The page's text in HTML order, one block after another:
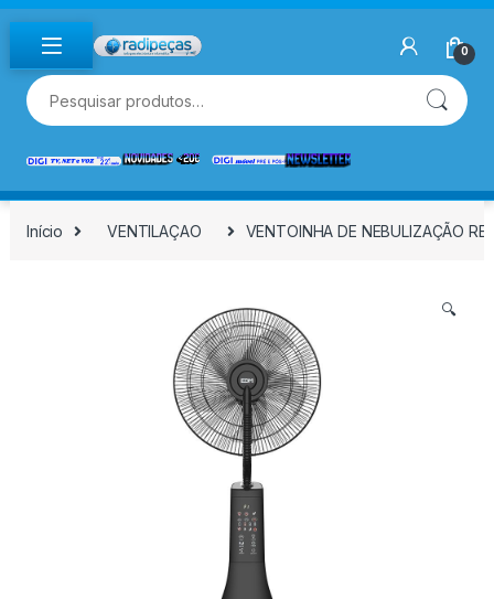
Skip to navigation
Skip to content
0
Pesquisar por:
Início VENTILAÇAO VENTOINHA DE NEBULIZAÇÃO
🔍